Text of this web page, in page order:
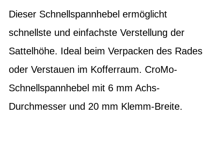
Dieser Schnellspannhebel ermöglicht
schnellste und einfachste Verstellung der
Sattelhöhe. Ideal beim Verpacken des Rades
oder Verstauen im Kofferraum. CroMo-
Schnellspannhebel mit 6 mm Achs-
Durchmesser und 20 mm Klemm-Breite.